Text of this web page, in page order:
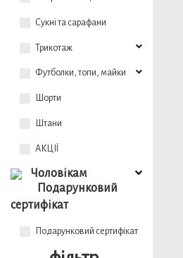
Сукні та сарафани
Трикотаж
Футболки, топи, майки
Шорти
Штани
АКЦІЇ
Чоловікам
Подарунковий
сертифікат
Подарунковий сертифікат